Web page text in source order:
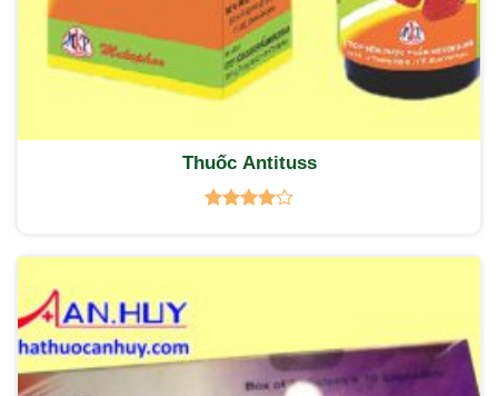
Thuốc Antituss
4.005